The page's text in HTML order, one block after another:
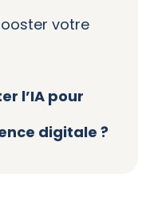
votre
l’IA pour
digitale ?